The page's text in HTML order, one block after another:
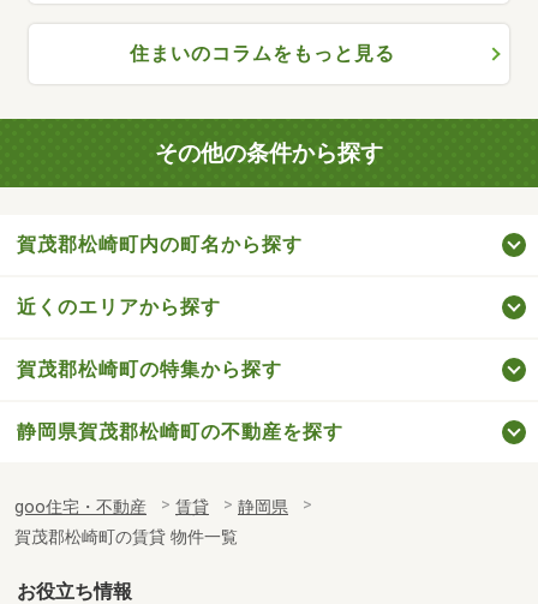
住まいのコラムをもっと見る
その他の条件から探す
賀茂郡松崎町内の町名から探す
近くのエリアから探す
賀茂郡松崎町の特集から探す
静岡県賀茂郡松崎町の不動産を探す
goo住宅・不動産 賃貸
静岡県
賀茂郡松崎町の賃貸 物件一覧
お役立ち情報